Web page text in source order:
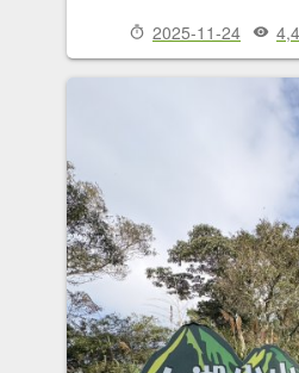
2025-11-24